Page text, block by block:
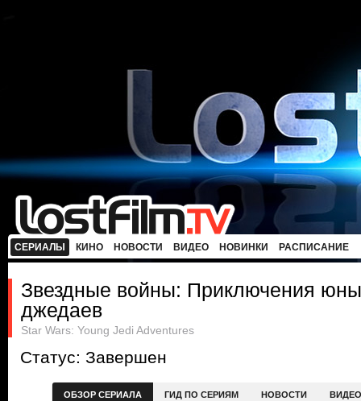
СЕРИАЛЫ КИНО НОВОСТИ ВИДЕО НОВИНКИ РАСПИСАНИЕ
Звездные войны: Приключения
джедаев
Star Wars: Young Jedi Adventures
Статус: Завершен
ОБЗОР СЕРИАЛА ГИД ПО СЕРИЯМ НОВОСТИ ВИДЕО